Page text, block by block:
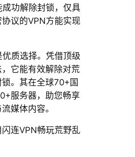
功解除封锁，仅具
议的VPN方能实现
优质选择。凭借顶级
它能有效解除对荒
。其在全球70+国
服务器，助您畅享
媒体内容。
连VPN畅玩荒野乱